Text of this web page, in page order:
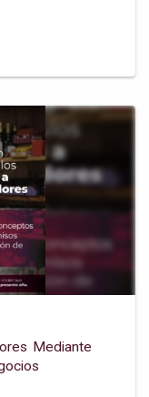
Mediante